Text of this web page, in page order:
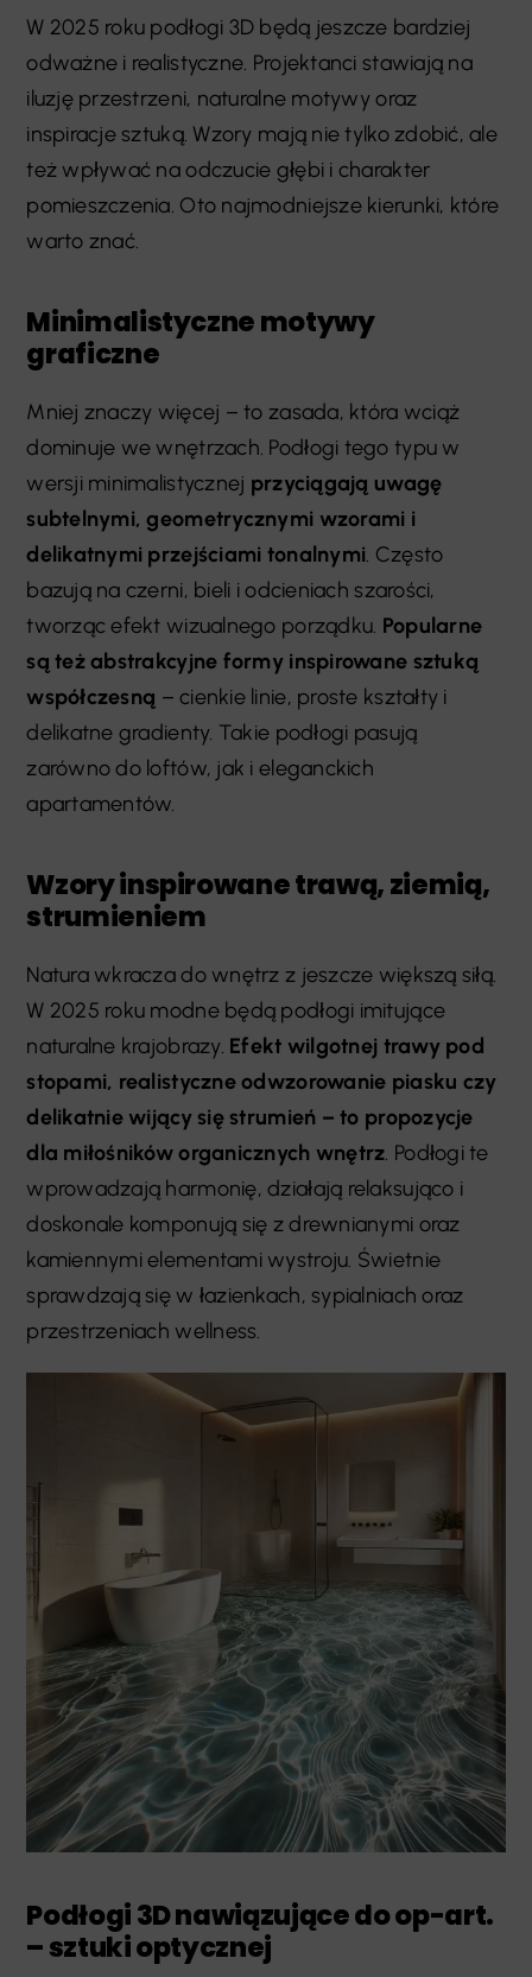
W 2025 roku podłogi 3D będą jeszcze bardziej
odważne i realistyczne. Projektanci stawiają na
iluzję przestrzeni, naturalne motywy oraz
inspiracje sztuką. Wzory mają nie tylko zdobić, ale
też wpływać na odczucie głębi i charakter
pomieszczenia. Oto najmodniejsze kierunki, które
warto znać.
Minimalistyczne motywy
graficzne
Mniej znaczy więcej – to zasada, która wciąż
dominuje we wnętrzach. Podłogi tego typu w
wersji minimalistycznej przyciągają uwagę
subtelnymi, geometrycznymi wzorami i
delikatnymi przejściami tonalnymi. Często
bazują na czerni, bieli i odcieniach szarości,
tworząc efekt wizualnego porządku. Popularne
są też abstrakcyjne formy inspirowane sztuką
współczesną – cienkie linie, proste kształty i
delikatne gradienty. Takie podłogi pasują
zarówno do loftów, jak i eleganckich
apartamentów.
Wzory inspirowane trawą, ziemią,
strumieniem
Natura wkracza do wnętrz z jeszcze większą siłą.
W 2025 roku modne będą podłogi imitujące
naturalne krajobrazy. Efekt wilgotnej trawy pod
stopami, realistyczne odwzorowanie piasku czy
delikatnie wijący się strumień – to propozycje
dla miłośników organicznych wnętrz. Podłogi te
wprowadzają harmonię, działają relaksująco i
doskonale komponują się z drewnianymi oraz
kamiennymi elementami wystroju. Świetnie
sprawdzają się w łazienkach, sypialniach oraz
przestrzeniach wellness.
Podłogi 3D nawiązujące do op-art.
– sztuki optycznej